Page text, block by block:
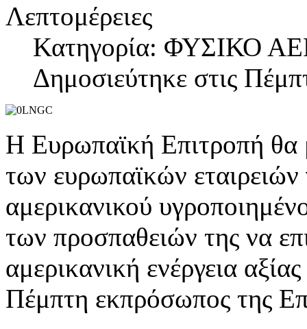
Λεπτομέρειες
Κατηγορία: ΦΥΣΙΚΟ
Δημοσιεύτηκε στις
Η Ευρωπαϊκή Επιτροπή θα
των ευρωπαϊκών
αμερικανικού
των προσπαθειών της να
αμερικανική ενέργεια
Πέμπτη εκπρόσωπος της